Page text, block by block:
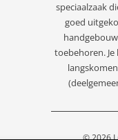
speciaalzaak
goed
toebehoren.